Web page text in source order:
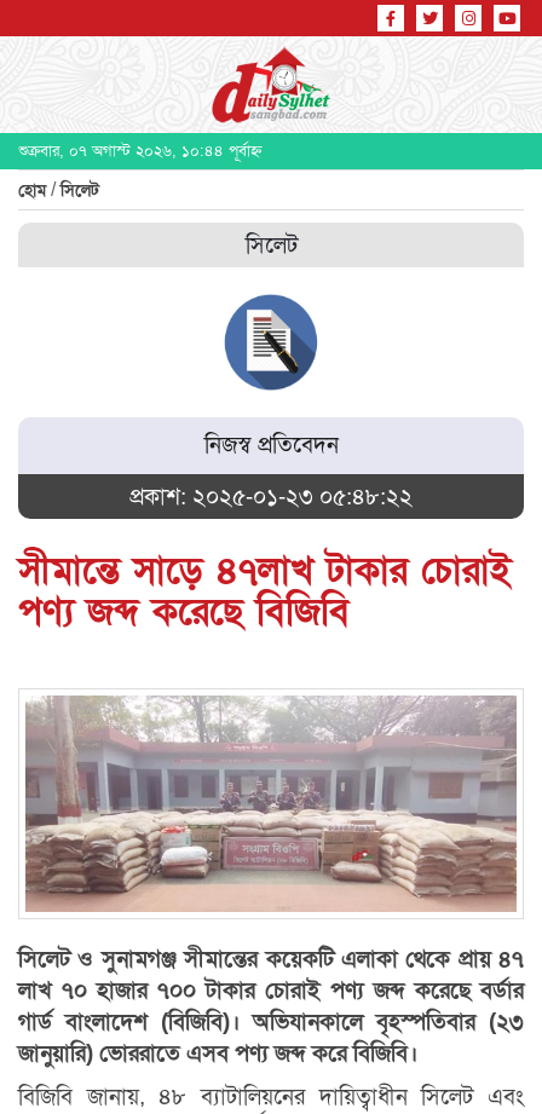
শুক্রবার, ০৭ অগাস্ট ২০২৬, ১০:৪৪ পূর্বাহ্ন
হোম/সিলেট
সিলেট
নিজস্ব প্রতিবেদন
প্রকাশ: ২০২৫-০১-২৩ ০৫:৪৮:২২
সীমান্তে সাড়ে ৪৭লাখ টাকার চোরাই
পণ্য জব্দ করেছে বিজিবি
সিলেট ও সুনামগঞ্জ সীমান্তের কয়েকটি এলাকা থেকে প্রায় ৪৭
লাখ ৭০ হাজার ৭০০ টাকার চোরাই পণ্য জব্দ করেছে বর্ডার
গার্ড বাংলাদেশ (বিজিবি)। অভিযানকালে বৃহস্পতিবার (২৩
জানুয়ারি) ভোররাতে এসব পণ্য জব্দ করে বিজিবি।
বিজিবি জানায়, ৪৮ ব্যাটালিয়নের দায়িত্বাধীন সিলেট এবং